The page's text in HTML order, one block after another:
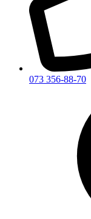
073 356-88-70